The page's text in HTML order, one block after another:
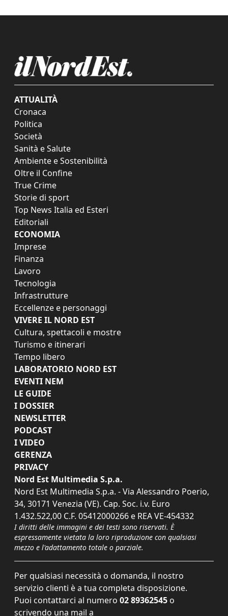
ATTUALITÀ
Cronaca
Politica
Società
Sanità e Salute
Ambiente e Sostenibilità
Oltre il Confine
True Crime
Storie di sport
Top News Italia ed Esteri
Editoriali
ECONOMIA
Imprese
Finanza
Lavoro
Tecnologia
Infrastrutture
Eccellenze e personaggi
VIVERE IL NORD EST
Cultura, spettacoli e mostre
Turismo e itinerari
Tempo libero
LABORATORIO NORD EST
EVENTI NEM
LE GUIDE
I DOSSIER
NEWSLETTER
PODCAST
I VIDEO
GERENZA
PRIVACY
Nord Est Multimedia S.p.a.
Nord Est Multimedia S.p.a. - Via Alessandro Poerio,
34, 30171 Venezia (VE). Cap. Soc. i.v. Euro
1.432.522,00 C.F. 05412000266 e REA VE-454332
I diritti delle immagini e dei testi sono riservati. È
espressamente vietata la loro riproduzione con qualsiasi
mezzo e l'adattamento totale o parziale.
Per qualsiasi necessità o domanda, il nostro
servizio clienti è a tua completa disposizione.
Puoi contattarci al numero 02 89362545 o
scrivendo una mail a